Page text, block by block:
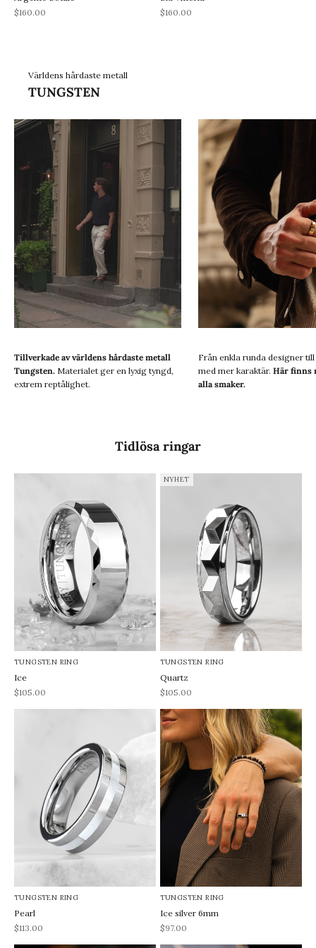
REA-pris
$160.00
REA-pris
$160.00
Världens hårdaste metall
TUNGSTEN
Tillverkade av världens hårdaste metall
Tungsten. Materialet ger en lyxig tyngd,
extrem reptålighet.
Från enkla runda designer
med mer karaktär.Här finns
alla smaker.
Tidlösa ringar
TUNGSTEN RING
Ice
REA-pris
$105.00
NYHET
TUNGSTEN RING
Quartz
REA-pris
$105.00
TUNGSTEN RING
Pearl
REA-pris
$113.00
TUNGSTEN RING
Ice silver 6mm
REA-pris
$97.00